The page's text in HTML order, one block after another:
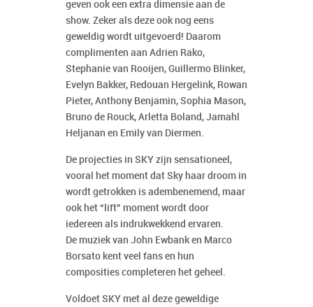
geven ook een extra dimensie aan de
show. Zeker als deze ook nog eens
geweldig wordt uitgevoerd! Daarom
complimenten aan Adrien Rako,
Stephanie van Rooijen, Guillermo Blinker,
Evelyn Bakker, Redouan Hergelink, Rowan
Pieter, Anthony Benjamin, Sophia Mason,
Bruno de Rouck, Arletta Boland, Jamahl
Heljanan en Emily van Diermen.
De projecties in SKY zijn sensationeel,
vooral het moment dat Sky haar droom in
wordt getrokken is adembenemend, maar
ook het “lift” moment wordt door
iedereen als indrukwekkend ervaren.
De muziek van John Ewbank en Marco
Borsato kent veel fans en hun
composities completeren het geheel.
Voldoet SKY met al deze geweldige